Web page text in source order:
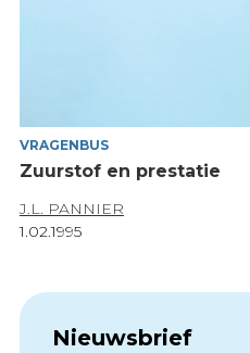
VRAGENBUS
Zuurstof en prestatie
J.L. PANNIER
1.02.1995
Nieuwsbrief